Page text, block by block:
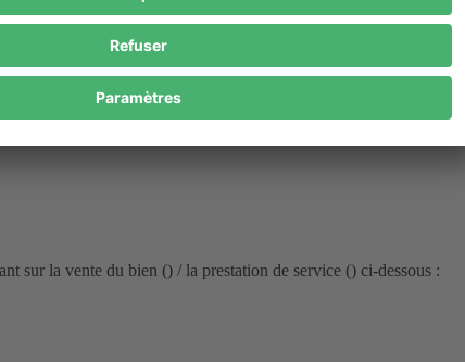
du contrat.)
sur la vente du bien () / la prestation de service () ci-dessous :